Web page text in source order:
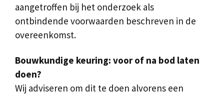
aangetroffen bij het onderzoek als
ontbindende voorwaarden beschreven in de
overeenkomst.
Bouwkundige keuring: voor of na bod laten
doen?
Wij adviseren om dit te doen alvorens een